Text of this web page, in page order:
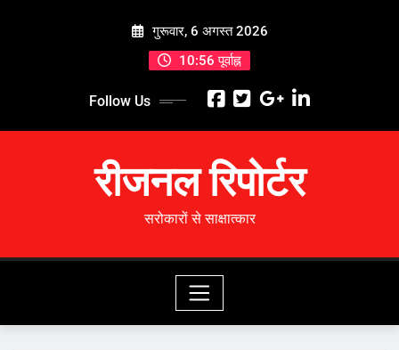
गुरूवार, 6 अगस्त 2026
10:56 पूर्वाह्न
Follow Us
रीजनल रिपोर्टर
सरोकारों से साक्षात्कार